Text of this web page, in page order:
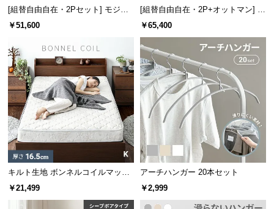
開
置
サ
ー
ビ
ス
に
つ
い
[組替自由自在・2Pセット] モジュ
ールソファ アームレス 天然木脚
洗えるカバー
￥51,600
[組替自由自在・2P+オットマン] モ
ジュールソファ アームレス 天然木
脚 洗えるカバー
￥65,400
キルト生地 ボンネルコイルマット
レス K
￥21,499
アーチハンガー 20本セット
￥2,999